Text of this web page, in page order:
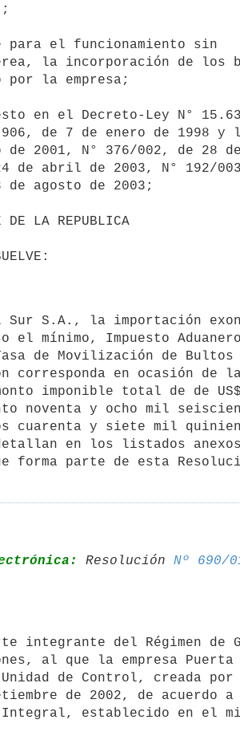
para el funcionamiento sin
la incorporación de los
por la empresa;
en el Decreto-Ley N°
de 7 de enero de 1998 y
2001, N° 376/002, de 28 de
de abril de 2003, N° 192/
de agosto de 2003;
mínimo, Impuesto
de Movilización de Bultos
en ocasión de la
imponible total de de US$
noventa y ocho mil
cuarenta y siete mil
en los listados anexos
forma parte de esta
Resolución Nº 690/
al que la empresa Puerta
de Control, creada por
de 2002, de acuerdo
Integral, establecido en el